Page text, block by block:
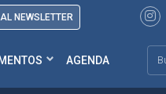
NEWSLETTER
AGENDA